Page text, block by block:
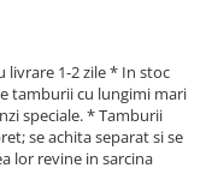
livrare 1-2 zile * In stoc
tamburii cu lungimi mari
speciale. * Tamburii
se achita separat si se
lor revine in sarcina